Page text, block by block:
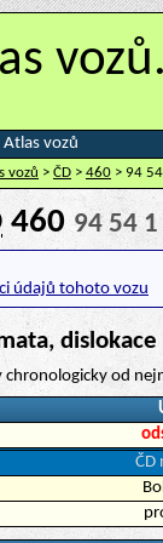
Atlas vozů
vozů > ČD > 460 > 94
46094 54 1
údajů tohoto vozu
dislokace
chronologicky od
ČD